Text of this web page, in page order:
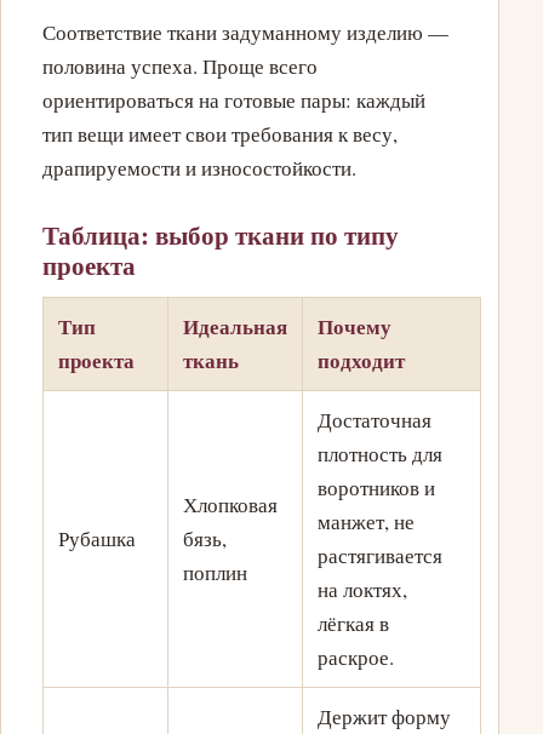
Соответствие ткани задуманному изделию —
половина успеха. Проще всего
ориентироваться на готовые пары: каждый
тип вещи имеет свои требования к весу,
драпируемости и износостойкости.
Таблица: выбор ткани по типу
проекта
Тип
проекта
Идеальная
ткань
Почему
подходит
Рубашка
Хлопковая
бязь,
поплин
Достаточная
плотность для
воротников и
манжет, не
растягивается
на локтях,
лёгкая в
раскрое.
Держит форму